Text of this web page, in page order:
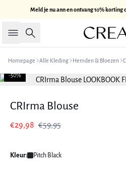
Meld je nu ann en ontvang 10% korting
Zoeken
Homepage Alle Kleding Hemden & Bloezen
-50%
CRIrma Blouse
€29,98 €59,95
Kleur: Pitch Black